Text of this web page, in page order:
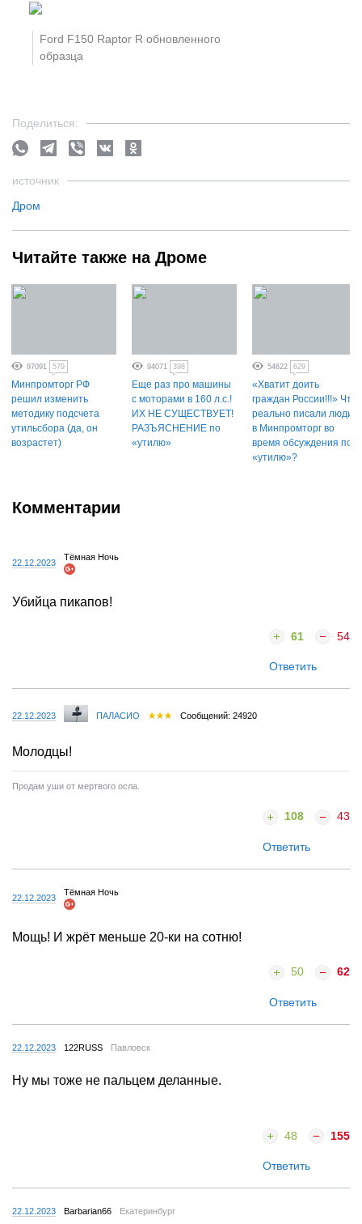
Ford F150 Raptor R обновленного
образца
Поделиться:
источник
Дром
Читайте также на Дроме
97091 579
Минпромторг РФ
решил изменить
методику подсчета
утильсбора (да, он
возрастет)
94071 398
Еще раз про машины
с моторами в 160 л.с.!
ИХ НЕ СУЩЕСТВУЕТ!
РАЗЪЯСНЕНИЕ по
«утилю»
54622 629
«Хватит доить
граждан России!!!» Что
реально писали люди
в Минпромторг во
время обсуждения по
«утилю»?
Комментарии
22.12.2023
Тёмная Ночь
Убийца пикапов!
61 54
Ответить
22.12.2023 ПАЛАСИО Сообщений: 24920
Молодцы!
Продам уши от мертвого осла.
108 43
Ответить
22.12.2023
Тёмная Ночь
Мощь! И жрёт меньше 20-ки на сотню!
50 62
Ответить
22.12.2023 122RUSS Павловск
Ну мы тоже не пальцем деланные.
48 155
Ответить
22.12.2023 Barbarian66 Екатеринбург